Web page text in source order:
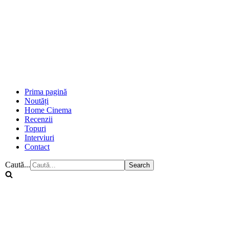
Prima pagină
Noutăți
Home Cinema
Recenzii
Topuri
Interviuri
Contact
Caută...